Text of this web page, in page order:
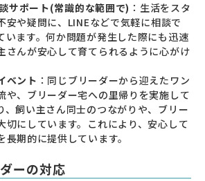
サポート(常識的な範囲で) ：生活をスタ
安や疑問に、LINEなどで気軽に相談で
います。何か問題が発生した際にも迅速
さんが安心して育てられるように心がけ
ベント ：同じブリーダーから迎えたワン
や、ブリーダー宅への里帰りを実施して
、飼い主さん同士のつながりや、ブリー
切にしています。これにより、安心して
期的に提供しています。
ーの対応